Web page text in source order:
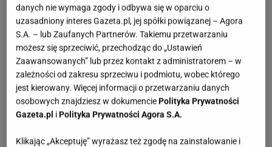
danych nie wymaga zgody i odbywa się w oparciu o
uzasadniony interes Gazeta.pl, jej spółki powiązanej – Agora
S.A. – lub Zaufanych Partnerów. Takiemu przetwarzaniu
możesz się sprzeciwić, przechodząc do „Ustawień
Zaawansowanych” lub przez kontakt z administratorem – w
zależności od zakresu sprzeciwu i podmiotu, wobec którego
jest kierowany. Więcej informacji o przetwarzaniu danych
osobowych znajdziesz w dokumencie Polityka Prywatności
Gazeta.pl i Polityka Prywatności Agora S.A.
Klikając „Akceptuję” wyrażasz też zgodę na zainstalowanie i